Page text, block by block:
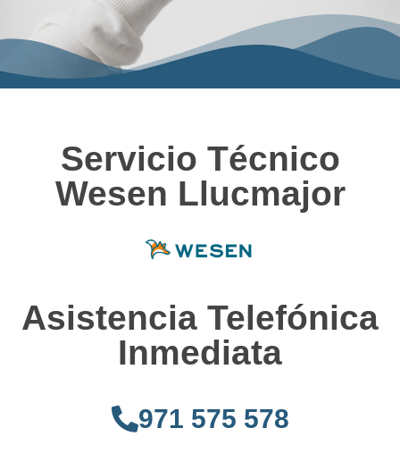
Servicio Técnico
Wesen Llucmajor
Asistencia Telefónica
Inmediata
971 575 578